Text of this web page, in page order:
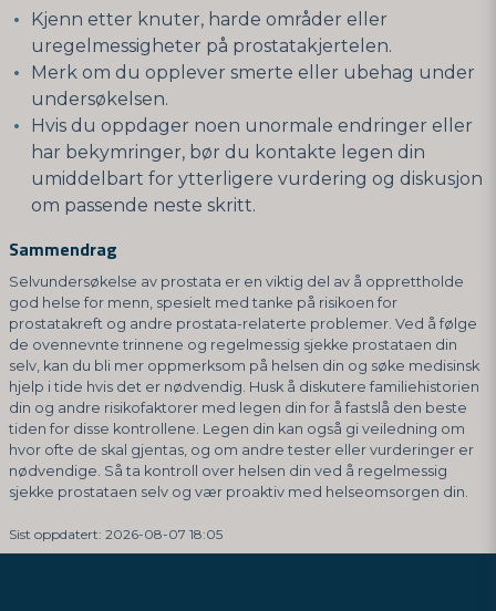
Kjenn etter knuter, harde områder eller
uregelmessigheter på prostatakjertelen.
Merk om du opplever smerte eller ubehag under
undersøkelsen.
Hvis du oppdager noen unormale endringer eller
har bekymringer, bør du kontakte legen din
umiddelbart for ytterligere vurdering og diskusjon
om passende neste skritt.
Sammendrag
Selvundersøkelse av prostata er en viktig del av å opprettholde
god helse for menn, spesielt med tanke på risikoen for
prostatakreft og andre prostata-relaterte problemer. Ved å følge
de ovennevnte trinnene og regelmessig sjekke prostataen din
selv, kan du bli mer oppmerksom på helsen din og søke medisinsk
hjelp i tide hvis det er nødvendig. Husk å diskutere familiehistorien
din og andre risikofaktorer med legen din for å fastslå den beste
tiden for disse kontrollene. Legen din kan også gi veiledning om
hvor ofte de skal gjentas, og om andre tester eller vurderinger er
nødvendige. Så ta kontroll over helsen din ved å regelmessig
sjekke prostataen selv og vær proaktiv med helseomsorgen din.
Sist oppdatert: 2026-08-07 18:05